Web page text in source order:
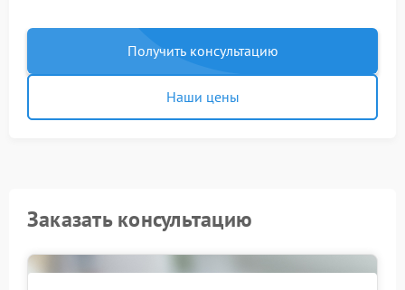
Получить консультацию
Наши цены
Заказать консультацию